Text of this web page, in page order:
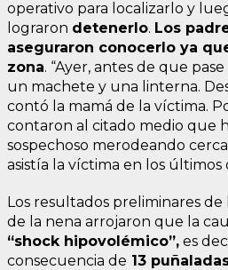
operativo para localizarlo y
lograron detenerlo. Los
aseguraron conocerlo ya
zona. “Ayer, antes de que
un machete y una linterna.
contó la mamá de la víctima.
contaron al citado medio que
sospechoso merodeando
asistía la víctima en los últimos
Los resultados preliminares
de la nena arrojaron que la
“shock hipovolémico”, es
consecuencia de 13